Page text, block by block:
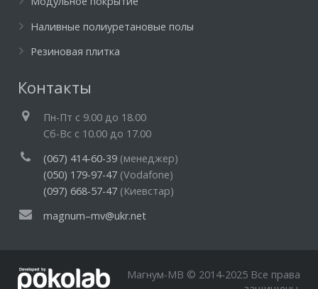
Наливные полиуретановые полы
Резиновая плитка
Контакты
Пн-Пт c 9.00 до 18.00
Cб-Вс с 10.00 до 17.00
(067) 414-60-39 (менеджер)
(050) 179-97-47 (Vodafone)
(097) 668-57-47 (Киевстар)
magnum–mv@ukr.net
Магнум-МВ © 2014-2025 Все права